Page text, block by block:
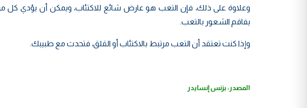
وعلاوة على ذلك، فإن التعب هو عارض شائع للاكتئاب، ويمكن أن يؤدي كل من
يفاقم الشعور بالتعب.
وإذا كنت تعتقد أن التعب مرتبط بالاكتئاب أو القلق، فتحدث مع طبيبك.
المصدر: بزنس إنسايدر